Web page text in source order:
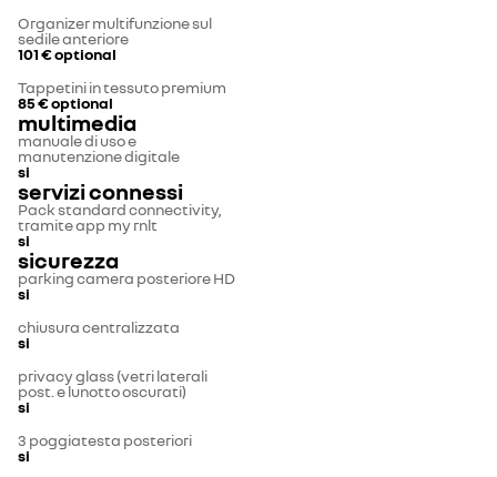
Organizer multifunzione sul
sedile anteriore
101 €optional
Tappetini in tessuto premium
85 €optional
multimedia
manuale di uso e
manutenzione digitale
si
servizi connessi
Pack standard connectivity,
tramite app my rnlt
si
sicurezza
parking camera posteriore HD
si
chiusura centralizzata
si
privacy glass (vetri laterali
post. e lunotto oscurati)
si
3 poggiatesta posteriori
si